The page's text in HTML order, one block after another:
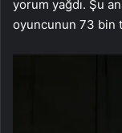
yorum yağdı. Şu
oyuncunun 73 bin